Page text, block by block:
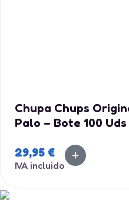
Chupa Chups
Palo – Bote 100 Uds
29,95 €
IVA incluido